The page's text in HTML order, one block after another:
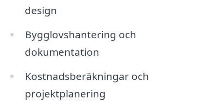
design
Bygglovshantering och
dokumentation
Kostnadsberäkningar och
projektplanering